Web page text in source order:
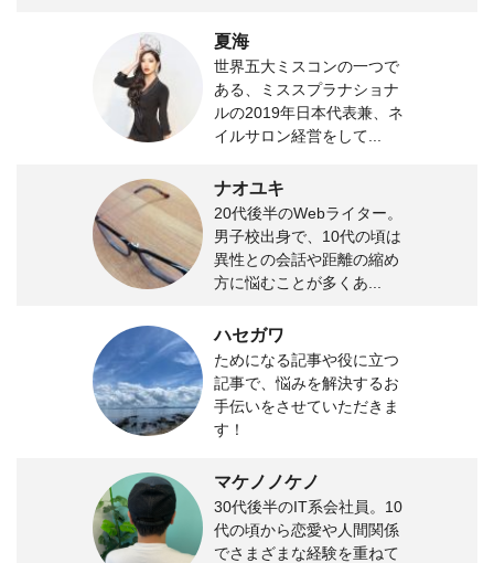
夏海
世界五大ミスコンの一つで
ある、ミススプラナショナ
ルの2019年日本代表兼、ネ
イルサロン経営をして...
ナオユキ
20代後半のWebライター。
男子校出身で、10代の頃は
異性との会話や距離の縮め
方に悩むことが多くあ...
ハセガワ
ためになる記事や役に立つ
記事で、悩みを解決するお
手伝いをさせていただきま
す！
マケノノケノ
30代後半のIT系会社員。10
代の頃から恋愛や人間関係
でさまざまな経験を重ねて